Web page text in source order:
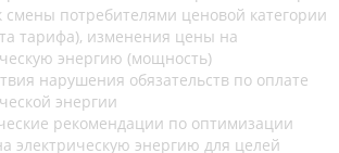
смены потребителями ценовой категории
тарифа), изменения цены на
энергию (мощность)
нарушения обязательств по оплате
энергии
рекомендации по оптимизации
электрическую энергию для целей